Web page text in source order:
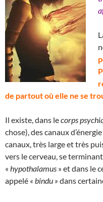
de partout où elle ne se
Il existe, dans lecorps
chose), des canaux d’énergie
canaux, très large et très
vers le cerveau, se
« hypothalamus » et dans le
appelé « bindu » dans